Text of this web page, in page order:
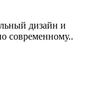
дизайн и
современному..